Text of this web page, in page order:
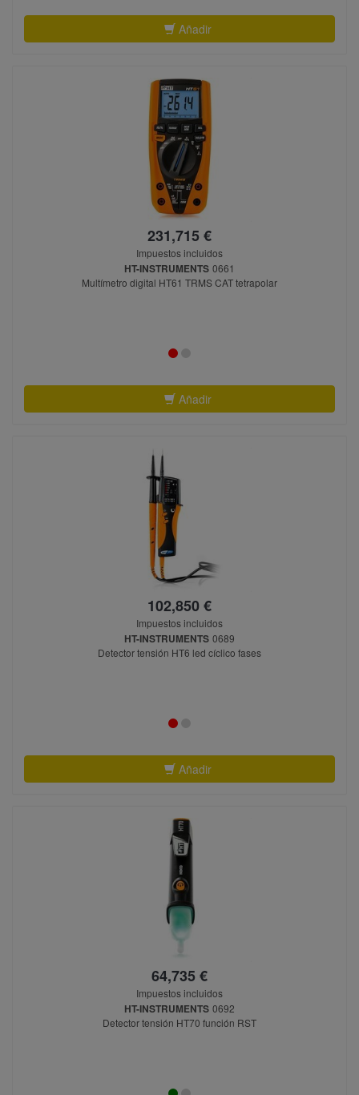
Añadir
231,715 €
Impuestos incluidos
HT-INSTRUMENTS 0661
Multímetro digital HT61 TRMS CAT tetrapolar
Añadir
102,850 €
Impuestos incluidos
HT-INSTRUMENTS 0689
Detector tensión HT6 led cíclico fases
Añadir
64,735 €
Impuestos incluidos
HT-INSTRUMENTS 0692
Detector tensión HT70 función RST